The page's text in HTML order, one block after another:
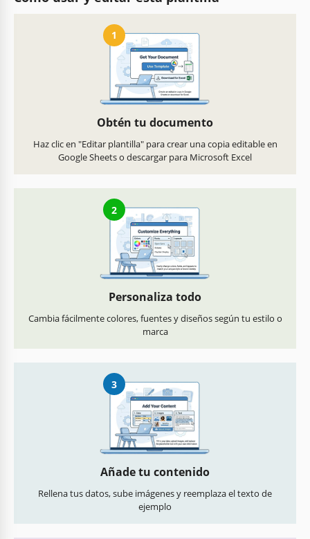
1
Obtén tu documento
Haz clic en "Editar plantilla" para crear una copia editable en
Google Sheets o descargar para Microsoft Excel
2
Personaliza todo
Cambia fácilmente colores, fuentes y diseños según tu estilo o
marca
3
Añade tu contenido
Rellena tus datos, sube imágenes y reemplaza el texto de
ejemplo